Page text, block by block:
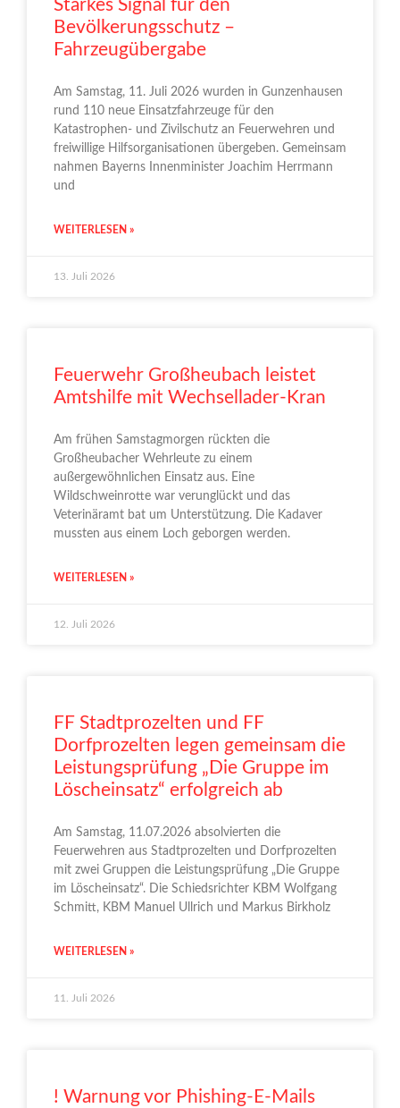
Starkes Signal für den
Bevölkerungsschutz –
Fahrzeugübergabe
Am Samstag, 11. Juli 2026 wurden in Gunzenhausen
rund 110 neue Einsatzfahrzeuge für den
Katastrophen- und Zivilschutz an Feuerwehren und
freiwillige Hilfsorganisationen übergeben. Gemeinsam
nahmen Bayerns Innenminister Joachim Herrmann
und
WEITERLESEN »
13. Juli 2026
Feuerwehr Großheubach leistet
Amtshilfe mit Wechsellader-Kran
Am frühen Samstagmorgen rückten die
Großheubacher Wehrleute zu einem
außergewöhnlichen Einsatz aus. Eine
Wildschweinrotte war verunglückt und das
Veterinäramt bat um Unterstützung. Die Kadaver
mussten aus einem Loch geborgen werden.
WEITERLESEN »
12. Juli 2026
FF Stadtprozelten und FF
Dorfprozelten legen gemeinsam die
Leistungsprüfung „Die Gruppe im
Löscheinsatz“ erfolgreich ab
Am Samstag, 11.07.2026 absolvierten die
Feuerwehren aus Stadtprozelten und Dorfprozelten
mit zwei Gruppen die Leistungsprüfung „Die Gruppe
im Löscheinsatz“. Die Schiedsrichter KBM Wolfgang
Schmitt, KBM Manuel Ullrich und Markus Birkholz
WEITERLESEN »
11. Juli 2026
! Warnung vor Phishing-E-Mails